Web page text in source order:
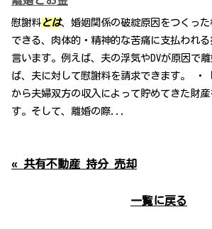
慰謝料 とは、婚姻関係の破綻原因をつくっ
できる、肉体的・精神的な苦痛に支払われ
言います。例えば、夫の浮気やDVが原因で
ば、夫に対して慰謝料を請求できます。 ・
から夫婦双方の収入によって貯めてきた財
す。そして、離婚の際...
« 共有不動産 持分 売却
一覧に戻る